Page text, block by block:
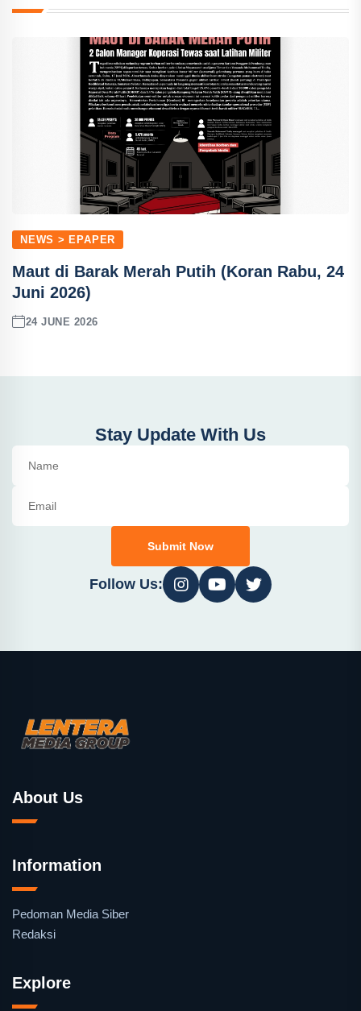
NEWS > EPAPER
Maut di Barak Merah Putih (Koran Rabu, 24
Juni 2026)
24 JUNE 2026
Stay Update With Us
Submit Now
Follow Us:
About Us
Information
Pedoman Media Siber
Redaksi
Explore